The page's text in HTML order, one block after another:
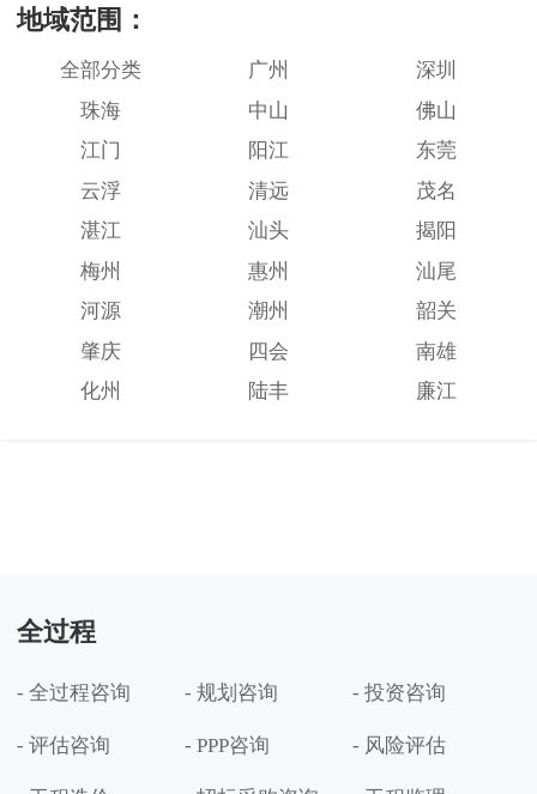
地域范围：
全部分类 广州
深圳
珠海
中山
佛山
江门
阳江
东莞
云浮
清远
茂名
湛江
汕头
揭阳
梅州
惠州
汕尾
河源
潮州
韶关
肇庆
四会
南雄
化州
陆丰 廉江
全过程
- 全过程咨询 - 规划咨询 - 投资咨询
- 评估咨询 - PPP咨询 - 风险评估